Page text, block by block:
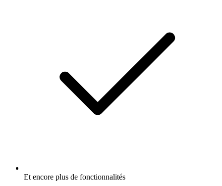
Et encore plus de fonctionnalités